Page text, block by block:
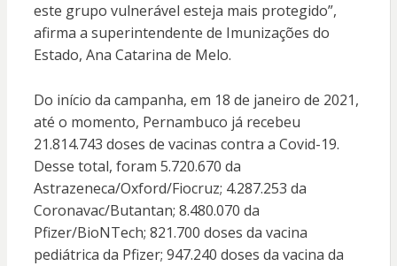
este grupo vulnerável esteja mais protegido”,
afirma a superintendente de Imunizações do
Estado, Ana Catarina de Melo.
Do início da campanha, em 18 de janeiro de 2021,
até o momento, Pernambuco já recebeu
21.814.743 doses de vacinas contra a Covid-19.
Desse total, foram 5.720.670 da
Astrazeneca/Oxford/Fiocruz; 4.287.253 da
Coronavac/Butantan; 8.480.070 da
Pfizer/BioNTech; 821.700 doses da vacina
pediátrica da Pfizer; 947.240 doses da vacina da